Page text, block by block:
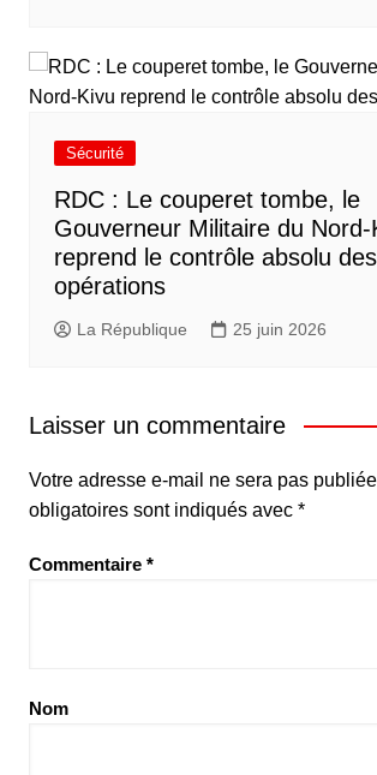
Sécurité
RDC : Le couperet tombe, le
Gouverneur Militaire du Nord-
reprend le contrôle absolu des
opérations
La République 25 juin 2026
Laisser un commentaire
Votre adresse e-mail ne sera pas
obligatoires sont indiqués avec *
Commentaire *
Nom